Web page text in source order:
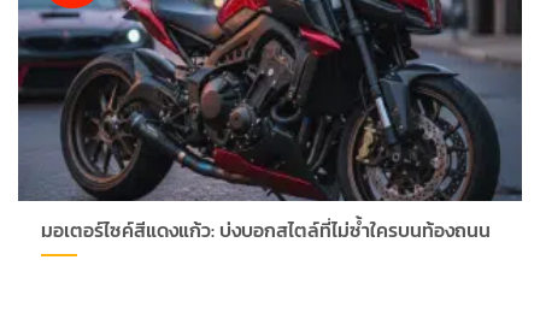
มอเตอร์ไซค์สีแดงแก้ว: บ่งบอกสไตล์ที่ไม่ซ้ำใครบนท้องถนน